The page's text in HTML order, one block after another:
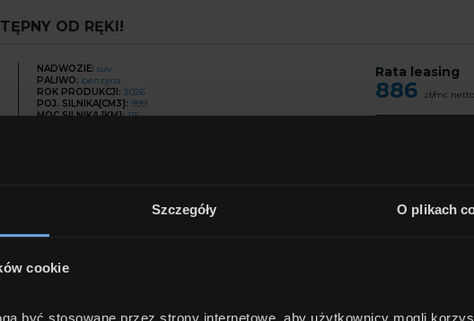
Szczegóły O plikach
cookie
być stosowane przez strony internetowe, aby użytkownicy mogli
OD RĘKI!
NADWOZIE: suv
PALIWO: benzyna
ROK PRODUKCJI: 2026
POJ. SILNIKA[CM3]: 999
MOC SILNIKA [KM]: 115
Rata leasing
886 zł/mc netto